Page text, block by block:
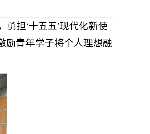
担‘十五五’现代化新使
励青年学子将个人理想融